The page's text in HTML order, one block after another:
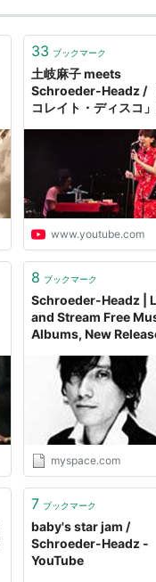
33 ブックマーク
土岐麻子 meets
Schroeder-Headz /
コレイト・ディスコ
www.youtube.com
8 ブックマーク
Schroeder-Headz |
and Stream Free
Albums, New
myspace.com
7 ブックマーク
baby's star jam /
Schroeder-Headz -
YouTube